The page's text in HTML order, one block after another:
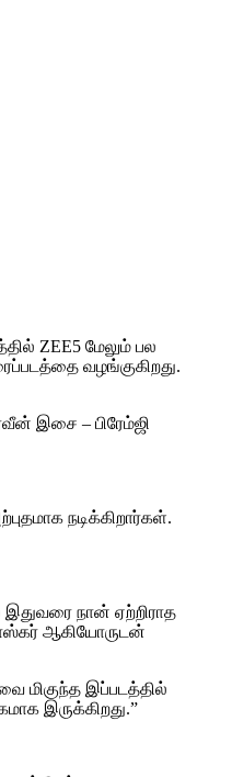
ZEE5 மேலும் பல
வழங்குகிறது.
இசை – பிரேம்ஜி
நடிக்கிறார்கள்.
இதுவரை நான் ஏற்றிராத
ஆகியோருடன்
மிகுந்த இப்படத்தில்
இருக்கிறது.”